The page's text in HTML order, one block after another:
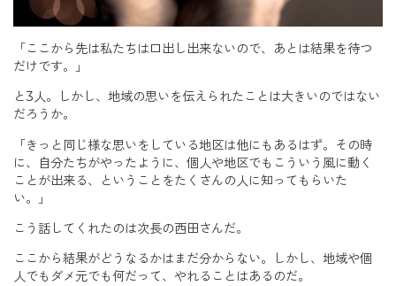
「ここから先は私たちは口出し出来ないので、あとは結果を待つ
だけです。」
と3人。しかし、地域の思いを伝えられたことは大きいのではない
だろうか。
「きっと同じ様な思いをしている地区は他にもあるはず。その時
に、自分たちがやったように、個人や地区でもこういう風に動く
ことが出来る、ということをたくさんの人に知ってもらいた
い。」
こう話してくれたのは次長の西田さんだ。
ここから結果がどうなるかはまだ分からない。しかし、地域や個
人でもダメ元でも何だって、やれることはあるのだ。